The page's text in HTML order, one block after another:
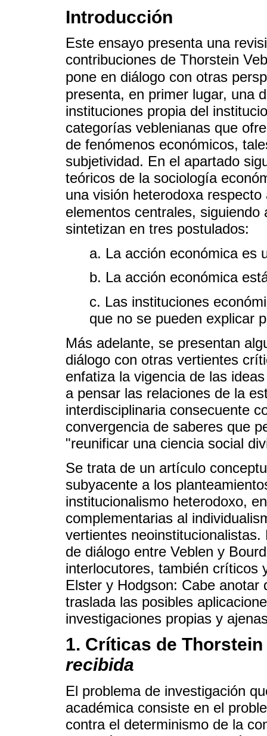
Introducción
Este ensayo presenta una
contribuciones de Thorstein
pone en diálogo con otras
presenta, en primer lugar, una
instituciones propia del
categorías veblenianas que
de fenómenos económicos,
subjetividad. En el apartado
teóricos de la sociología
una visión heterodoxa
elementos centrales,
sintetizan en tres postulados:
a. La acción económica es
b. La acción económica
c. Las instituciones
que no se pueden explicar
Más adelante, se presentan
diálogo con otras vertientes
enfatiza la vigencia de las
a pensar las relaciones de la
interdisciplinaria consecuente
convergencia de saberes que
"reunificar una ciencia social
Se trata de un artículo
subyacente a los
institucionalismo heterodoxo,
complementarias al
vertientes
de diálogo entre Veblen y
interlocutores, también críticos
Elster y Hodgson: Cabe
traslada las posibles
investigaciones propias y
1. Críticas de
recibida
El problema de investigación
académica consiste en el
contra el determinismo de la